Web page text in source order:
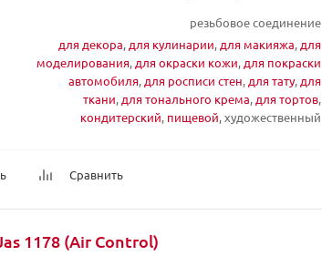
резьбовое соединение
для декора, для кулинарии, для макияжа, для
моделирования, для окраски кожи, для покраски
автомобиля, для росписи стен, для тату, для
ткани, для тонального крема, для тортов,
кондитерский, пищевой, художественный
Сравнить
1178 (Air Control)